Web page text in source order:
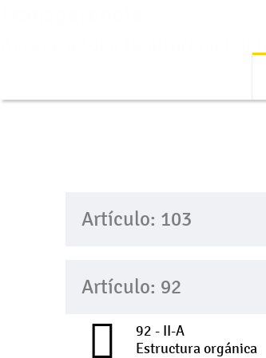
Accede a toda la
Artículo: 103
Artículo: 92
92 - II-A
Estructura orgánica